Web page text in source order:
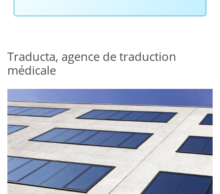
Traducta, agence de traduction
médicale